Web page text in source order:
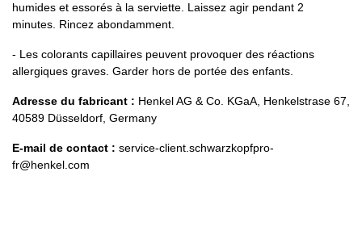
humides et essorés à la serviette. Laissez agir pendant 2
minutes. Rincez abondamment.
- Les colorants capillaires peuvent provoquer des réactions
allergiques graves. Garder hors de portée des enfants.
Adresse du fabricant : Henkel AG & Co. KGaA, Henkelstrase 67,
40589 Düsseldorf, Germany
E-mail de contact : service-client.schwarzkopfpro-
fr@henkel.com